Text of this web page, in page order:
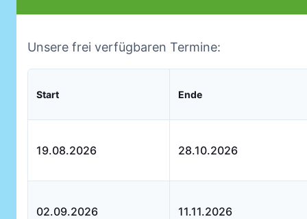
Unsere frei verfügbaren Termine:
Start Ende
19.08.2026 28.10.2026
02.09.2026 11.11.2026